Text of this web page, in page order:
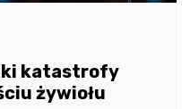
katastrofy
żywiołu